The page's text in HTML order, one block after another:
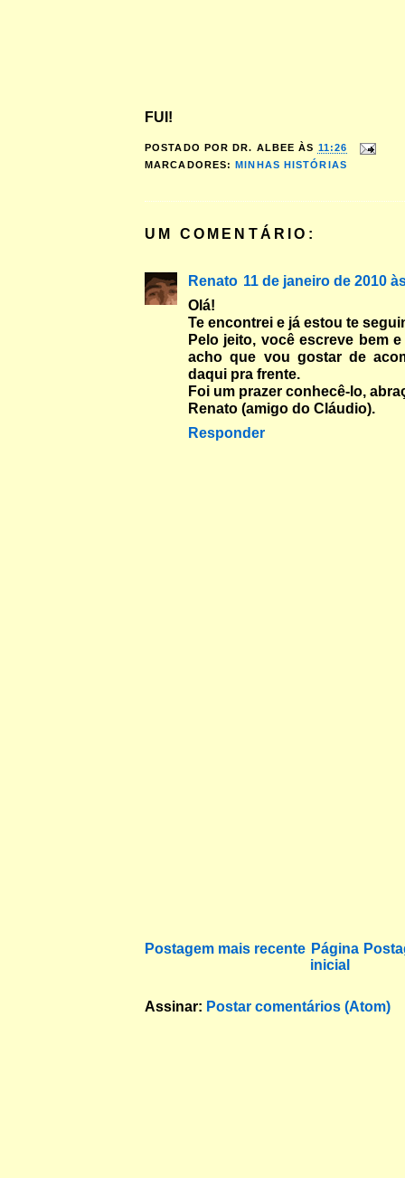
FUI!
POSTADO POR DR. ALBEE ÀS 11:26
MARCADORES:MINHAS HISTÓRIAS
UM COMENTÁRIO:
Renato 11 de janeiro de 2010
Olá!
Te encontrei e já estou te
Pelo jeito, você escreve bem
acho que vou gostar de
daqui pra frente.
Foi um prazer conhecê-lo,
Renato (amigo do Cláudio).
Responder
Postagem mais recente Página
inicial
Assinar: Postar comentários (Atom)